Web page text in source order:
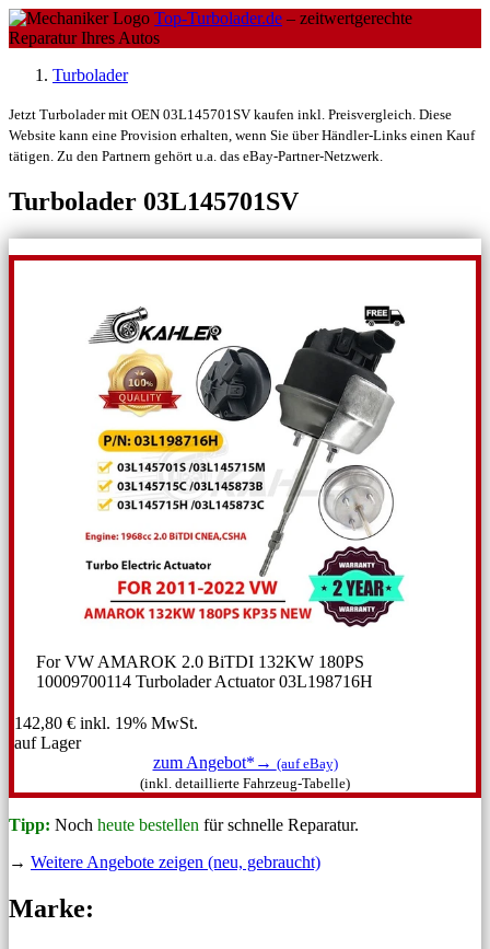
Top-Turbolader.de – zeitwertgerechte
Reparatur Ihres Autos
Turbolader
Jetzt Turbolader mit OEN 03L145701SV kaufen inkl. Preisvergleich. Diese
Website kann eine Provision erhalten, wenn Sie über Händler-Links einen Kauf
tätigen. Zu den Partnern gehört u.a. das eBay-Partner-Netzwerk.
Turbolader 03L145701SV
For VW AMAROK 2.0 BiTDI 132KW 180PS
10009700114 Turbolader Actuator 03L198716H
142,80 € inkl. 19% MwSt.
auf Lager
zum Angebot*→ (auf eBay)
(inkl. detaillierte Fahrzeug-Tabelle)
Tipp: Noch heute bestellen für schnelle Reparatur.
→ Weitere Angebote zeigen (neu, gebraucht)
Marke: